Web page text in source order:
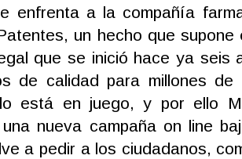
enfrenta a la compañía
un hecho que
que se inició hace ya seis
de calidad para millones
está en juego, y por ello
nueva campaña on line
a pedir a los ciudadanos,